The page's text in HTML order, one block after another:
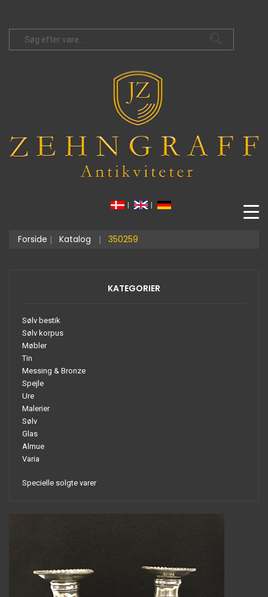
| |
Forside Katalog 350259
KATEGORIER
Sølv bestik
Sølv korpus
Møbler
Tin
Messing & Bronze
Spejle
Ure
Malerier
Sølv
Glas
Almue
Varia
Specielle solgte varer